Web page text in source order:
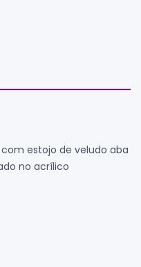
estojo de veludo aba
no acrílico